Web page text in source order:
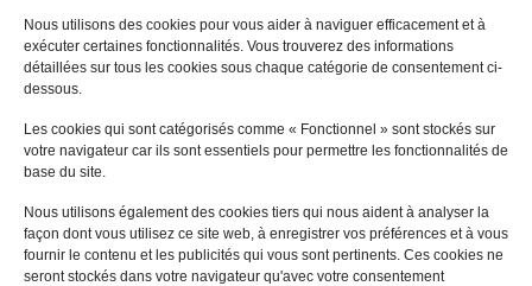
Nous utilisons des cookies pour vous aider à naviguer efficacement et à
exécuter certaines fonctionnalités. Vous trouverez des informations
détaillées sur tous les cookies sous chaque catégorie de consentement ci-
dessous.
Les cookies qui sont catégorisés comme « Fonctionnel » sont stockés sur
votre navigateur car ils sont essentiels pour permettre les fonctionnalités de
base du site.
Nous utilisons également des cookies tiers qui nous aident à analyser la
façon dont vous utilisez ce site web, à enregistrer vos préférences et à vous
fournir le contenu et les publicités qui vous sont pertinents. Ces cookies ne
seront stockés dans votre navigateur qu'avec votre consentement
Toutes nos Actualités